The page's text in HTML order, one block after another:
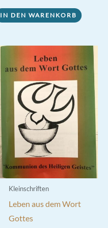
IN DEN WARENKORB
Kleinschriften
Leben aus dem Wort
Gottes